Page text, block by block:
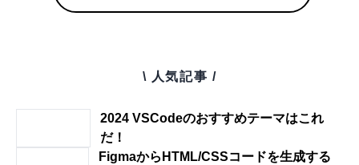
\ 人気記事 /
2024 VSCodeのおすすめテーマはこれ
だ！
FigmaからHTML/CSSコードを生成する